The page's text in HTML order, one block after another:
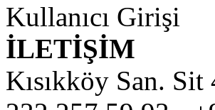
Kullanıcı Girişi
İLETİŞİM
Kısıkköy San.